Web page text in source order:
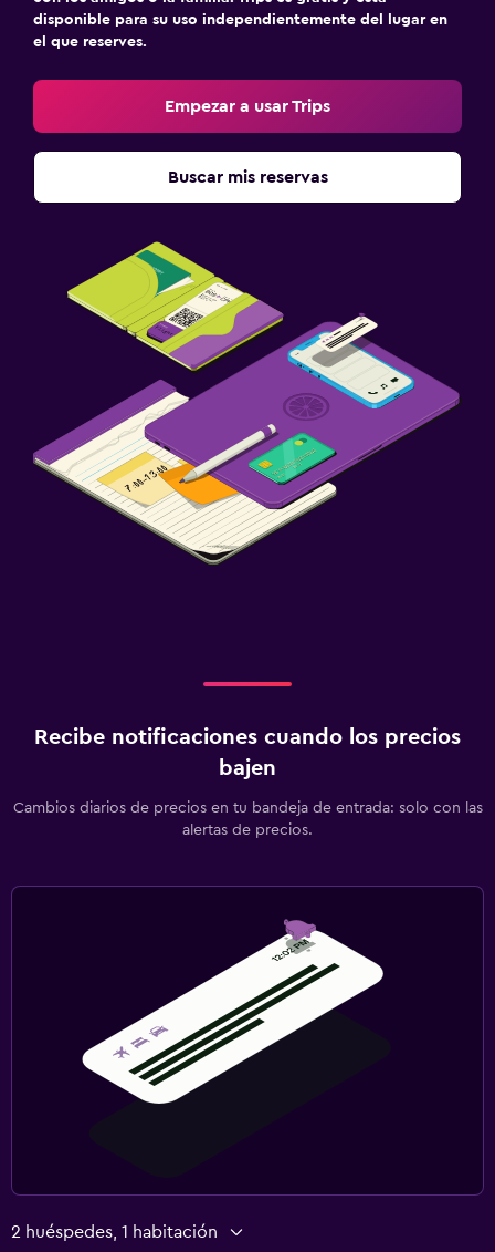
disponible para su uso independientemente del lugar en
el que reserves.
Empezar a usar Trips
Buscar mis reservas
Recibe notificaciones cuando los precios
bajen
Cambios diarios de precios en tu bandeja de entrada: solo con las
alertas de precios.
2 huéspedes, 1 habitación